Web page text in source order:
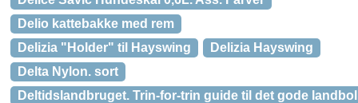
Delio kattebakke med rem
Delizia "Holder" til Hayswing
Delizia Hayswing
Delta Nylon. sort
Deltidslandbruget. Trin-for-trin guide til det gode